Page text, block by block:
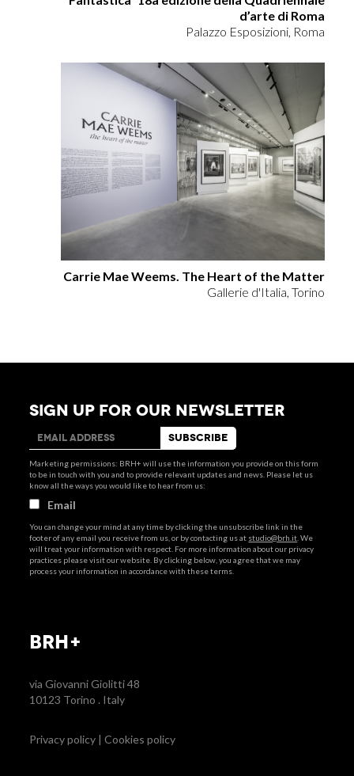
d’arte di Roma
Palazzo Esposizioni, Roma
Carrie Mae Weems. The Heart of the Matter
Gallerie d'Italia, Torino
BRH+
via Giovanni Giolitti 48
10123 Torino . Italy
Privacy policy |Cookies policy
SIGN UP FOR OUR NEWSLETTER
Marketing permissions: BRH+ will use the information you provide on this form
to be in touch with you and to provide relevant updates and news. Please let us
know all the ways you would like to hear from us:
Email
You can change your mind at any time by clicking the unsubscribe link in the
footer of any email you receive from us, or by contacting us at studio@brh.it . We
will treat your information with respect. For more information about our privacy
practices please visit our website. By clicking below, you agree that we may
process your information in accordance with these terms.